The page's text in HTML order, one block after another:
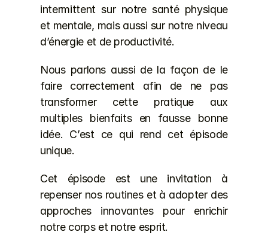
intermittent sur notre santé physique
et mentale, mais aussi sur notre niveau
d’énergie et de productivité.
Nous parlons aussi de la façon de le
faire correctement afin de ne pas
transformer cette pratique aux
multiples bienfaits en fausse bonne
idée. C’est ce qui rend cet épisode
unique.
Cet épisode est une invitation à
repenser nos routines et à adopter des
approches innovantes pour enrichir
notre corps et notre esprit.